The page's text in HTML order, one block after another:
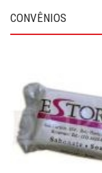
CONVÊNIOS